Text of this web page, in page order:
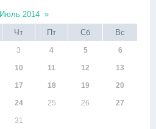
Июль 2014 »
Чт Пт Сб Вс
3 4 5 6
10 11 12 13
17 18 19 20
24 25 26 27
31